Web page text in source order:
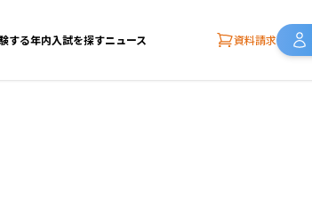
する年内入試を探すニュース 資料請求